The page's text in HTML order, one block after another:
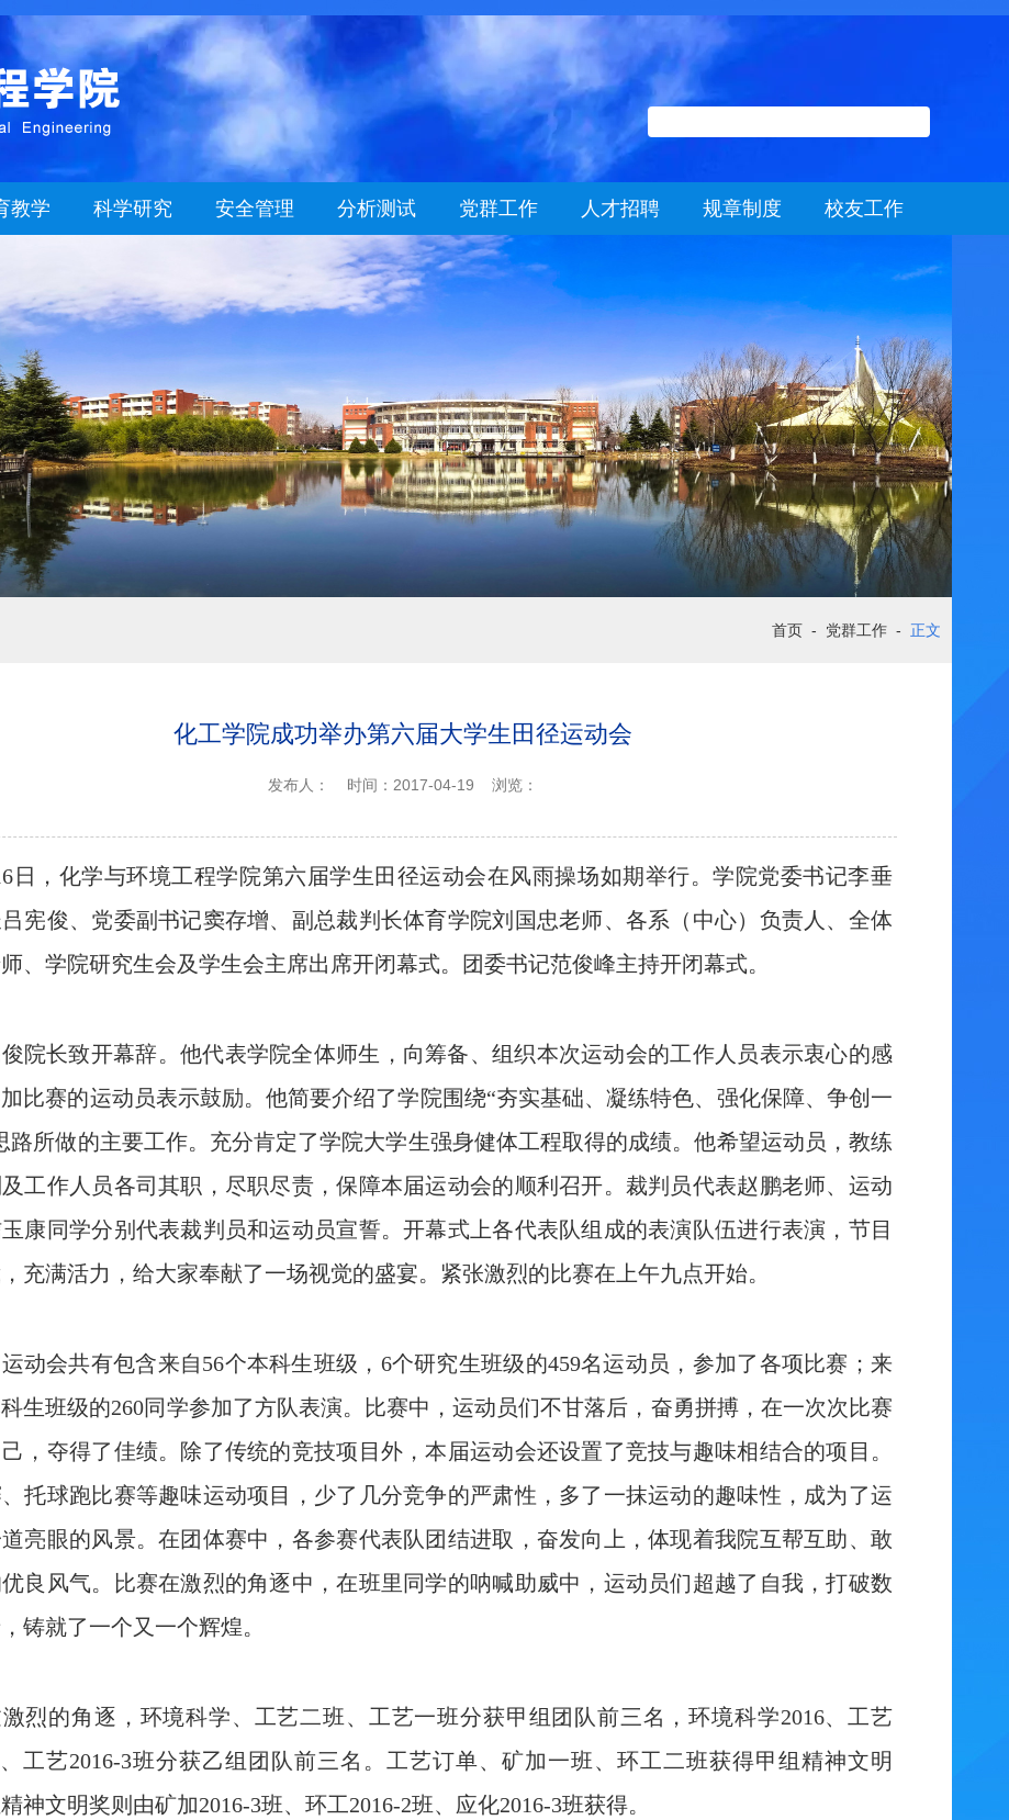
教学 科学研究 安全管理 分析测试 党群工作 人才招聘 规章制度 校友工作
首页 - 党群工作 - 正文
化工学院成功举办第六届大学生田径运动会
发布人： 时间：2017-04-19 浏览：
日，化学与环境工程学院第六届学生田径运动会在风雨操场如期举行。学院党委书记李垂
宪俊、党委副书记窦存增、副总裁判长体育学院刘国忠老师、各系（中心）负责人、全体
、学院研究生会及学生会主席出席开闭幕式。团委书记范俊峰主持开闭幕式。
院长致开幕辞。他代表学院全体师生，向筹备、组织本次运动会的工作人员表示衷心的感
比赛的运动员表示鼓励。他简要介绍了学院围绕“夯实基础、凝练特色、强化保障、争创一
路所做的主要工作。充分肯定了学院大学生强身健体工程取得的成绩。他希望运动员，教练
及工作人员各司其职，尽职尽责，保障本届运动会的顺利召开。裁判员代表赵鹏老师、运动
康同学分别代表裁判员和运动员宣誓。开幕式上各代表队组成的表演队伍进行表演，节目
充满活力，给大家奉献了一场视觉的盛宴。紧张激烈的比赛在上午九点开始。
动会共有包含来自56个本科生班级，6个研究生班级的459名运动员，参加了各项比赛；来
生班级的260同学参加了方队表演。比赛中，运动员们不甘落后，奋勇拼搏，在一次次比赛
，夺得了佳绩。除了传统的竞技项目外，本届运动会还设置了竞技与趣味相结合的项目。
托球跑比赛等趣味运动项目，少了几分竞争的严肃性，多了一抹运动的趣味性，成为了运
亮眼的风景。在团体赛中，各参赛代表队团结进取，奋发向上，体现着我院互帮互助、敢
良风气。比赛在激烈的角逐中，在班里同学的呐喊助威中，运动员们超越了自我，打破数
铸就了一个又一个辉煌。
烈的角逐，环境科学、工艺二班、工艺一班分获甲组团队前三名，环境科学2016、工艺
、工艺2016-3班分获乙组团队前三名。工艺订单、矿加一班、环工二班获得甲组精神文明
神文明奖则由矿加2016-3班、环工2016-2班、应化2016-3班获得。